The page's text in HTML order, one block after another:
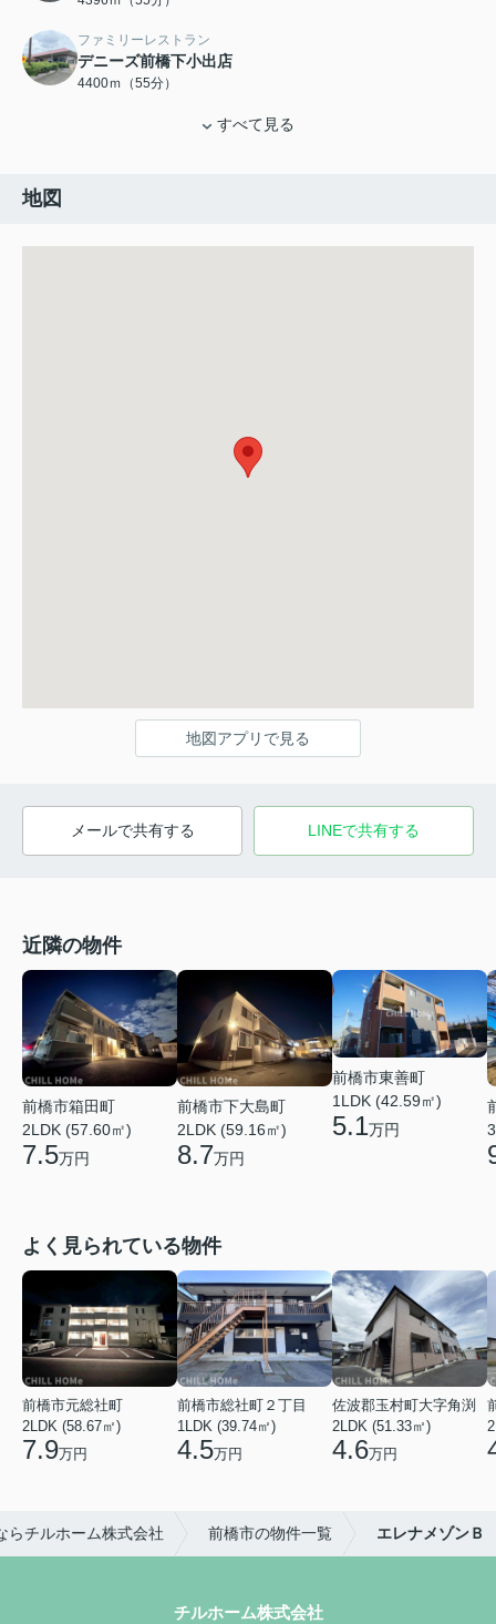
ファミリーレストラン
デニーズ前橋下小出店
4400ｍ（55分）
すべて見る
地図
地図アプリで見る
メールで共有する LINEで共有する
近隣の物件
前橋市箱田町
2LDK (57.60㎡)
7.5万円
前橋市下大島町
2LDK (59.16㎡)
8.7万円
前橋市東善町
1LDK (42.59㎡)
5.1万円
よく見られている物件
前橋市元総社町
2LDK (58.67㎡)
7.9万円
前橋市総社町２丁目
1LDK (39.74㎡)
4.5万円
佐波郡玉村町大字角渕
2LDK (51.33㎡)
4.6万円
らチルホーム株式会社 前橋市の物件一覧 エレナメゾンＢ
チルホーム株式会社